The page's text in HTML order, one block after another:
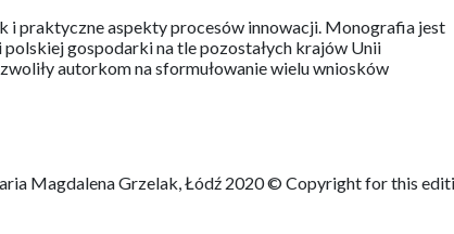
i praktyczne aspekty procesów innowacji. Monografia jest
gospodarki na tle pozostałych krajów Unii
autorkom na sformułowanie wielu wniosków
Magdalena Grzelak, Łódź 2020 © Copyright for this